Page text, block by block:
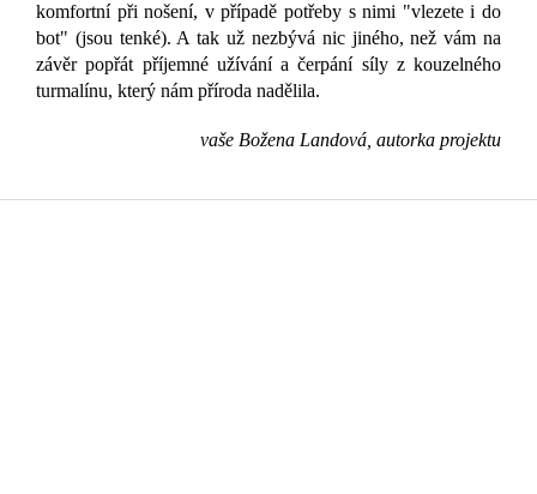
komfortní při nošení, v případě potřeby s nimi "vlezete i do
bot" (jsou tenké). A tak už nezbývá nic jiného, než vám na
závěr popřát příjemné užívání a čerpání síly z kouzelného
turmalínu, který nám příroda nadělila.
vaše Božena Landová, autorka projektu